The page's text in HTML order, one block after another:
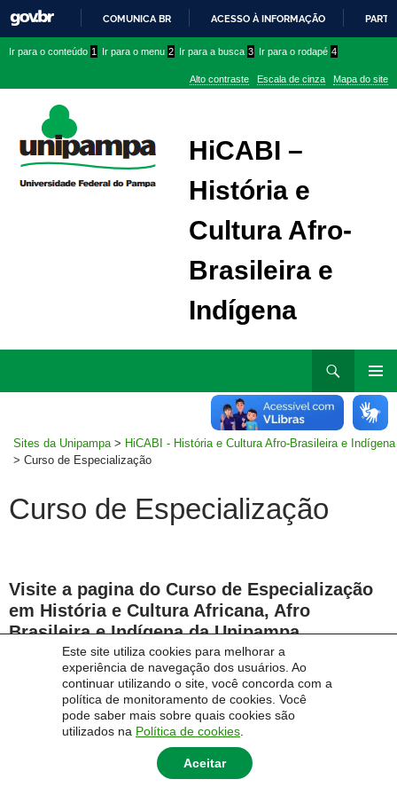
Este site utiliza cookies para melhorar a
experiência de navegação dos usuários. Ao
continuar utilizando o site, você concorda com a
política de monitoramento de cookies. Você
pode saber mais sobre quais cookies são
utilizados na Política de cookies
Aceitar
PARA
CONTEÚDO
COMUNICA BR ACESSO À INFORMAÇÃO
conteúdo
menu
superior
menu
Ir para o conteúdo 1 Ir para o menu 2 Ir para a busca 3 Ir para o rodapé 4
Alto contraste Escala de cinza Mapa do site
HiCABI –
História e
Cultura Afro-
Brasileira e
Indígena
MENU
Sites da Unipampa > HiCABI - História e Cultura Afro-Brasileira e Indígena
> Curso de Especialização
Curso de Especialização
Visite a pagina do Curso de Especialização
em História e Cultura Africana, Afro
Brasileira e Indígena da Unipampa
Link da Pagina do Curso